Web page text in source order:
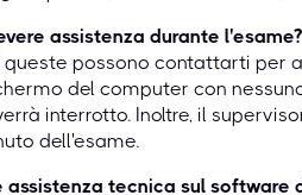
assistenza durante l'esame?
queste possono contattarti per
del computer con
interrotto. Inoltre, il
dell'esame.
assistenza tecnica sul software